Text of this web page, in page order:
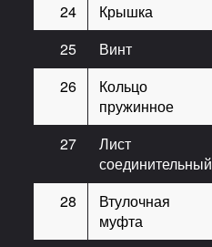
24 Крышка
25
Винт
26
Кольцо
пружинное
27
Лист
соединительный
28
Втулочная
муфта